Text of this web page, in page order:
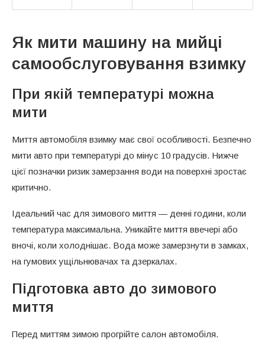
Як мити машину на мийці
самообслуговування взимку
При якій температурі можна
мити
Миття автомобіля взимку має свої особливості. Безпечно
мити авто при температурі до мінус 10 градусів. Нижче
цієї позначки ризик замерзання води на поверхні зростає
критично.
Ідеальний час для зимового миття — денні години, коли
температура максимальна. Уникайте миття ввечері або
вночі, коли холоднішає. Вода може замерзнути в замках,
на гумових ущільнювачах та дзеркалах.
Підготовка авто до зимового
миття
Перед миттям зимою прогрійте салон автомобіля.